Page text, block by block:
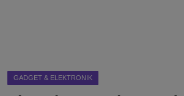
GADGET & ELEKTRONIK